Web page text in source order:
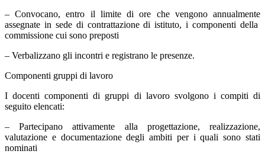
– Convocano, entro il limite di ore che vengono annualmente
assegnate in sede di contrattazione di istituto, i componenti della
commissione cui sono preposti
– Verbalizzano gli incontri e registrano le presenze.
Componenti gruppi di lavoro
I docenti componenti di gruppi di lavoro svolgono i compiti di
seguito elencati:
– Partecipano attivamente alla progettazione, realizzazione,
valutazione e documentazione degli ambiti per i quali sono stati
nominati